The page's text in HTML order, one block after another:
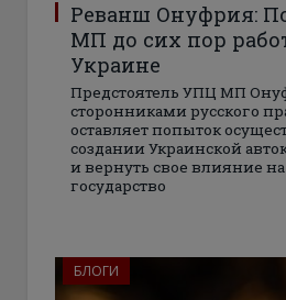
Реванш Онуфрия:
МП до сих пор
Украине
Предстоятель УПЦ МП
сторонниками русского
оставляет попыток
создании Украинской
и вернуть свое влияние
государство
БЛОГИ